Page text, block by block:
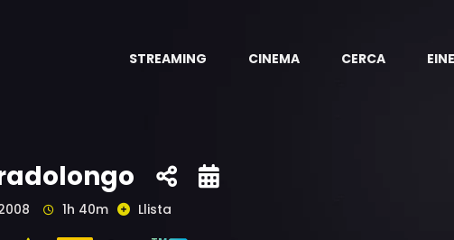
STREAMING CINEMA CERCA
1h 40m Llista